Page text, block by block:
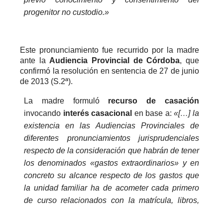
progenitor no custodio.»
Este pronunciamiento fue recurrido por la madre
ante la Audiencia Provincial de Córdoba, que
confirmó la resolución en sentencia de 27 de junio
de 2013 (S.2ª).
La madre formuló recurso de casación
invocando interés casacional en base a:«[…] la
existencia en las Audiencias Provinciales de
diferentes pronunciamientos jurisprudenciales
respecto de la consideración que habrán de tener
los denominados «gastos extraordinarios» y en
concreto su alcance respecto de los gastos que
la unidad familiar ha de acometer cada primero
de curso relacionados con la matrícula, libros,